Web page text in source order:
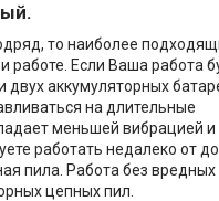
то наиболее
Если Ваша работа
двух аккумуляторных
на длительные
меньшей вибрацией
работать недалеко от
пила. Работа без
цепных пил.